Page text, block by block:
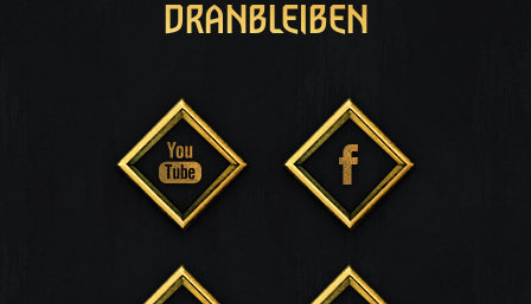
DRANBLEIBEN